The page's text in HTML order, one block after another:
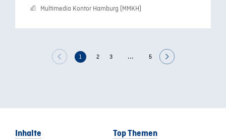
Multimedia Kontor Hamburg (MMKH)
1 2 3 ... 5
Inhalte Top Themen